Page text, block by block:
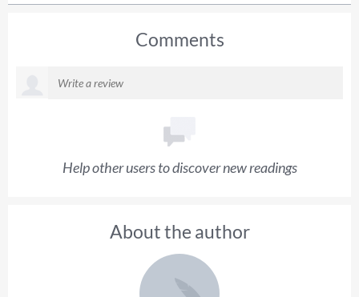
Comments
Help other users to discover new readings
About the author